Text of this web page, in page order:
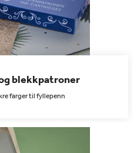
blekkpatroner
farger til fyllepenn